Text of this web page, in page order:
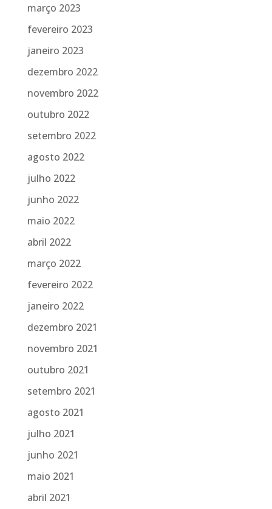
março 2023
fevereiro 2023
janeiro 2023
dezembro 2022
novembro 2022
outubro 2022
setembro 2022
agosto 2022
julho 2022
junho 2022
maio 2022
abril 2022
março 2022
fevereiro 2022
janeiro 2022
dezembro 2021
novembro 2021
outubro 2021
setembro 2021
agosto 2021
julho 2021
junho 2021
maio 2021
abril 2021